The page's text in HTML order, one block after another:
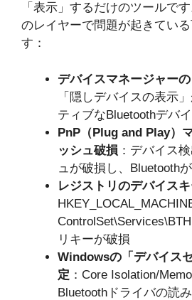
「表示」するだけのツールで
のレイヤーで問題が起きてい
す：
デバイスマネージャー
「隠しデバイスの表示
ティブなBluetoothデバ
PnP（Plug and Play）
ッシュ破損 ：デバイス
ュが破損し、Bluetooth
レジストリのデバイス
リキーが破損
Windowsの「デバイス
定 ：Core Isolation/
Bluetoothドライバの読